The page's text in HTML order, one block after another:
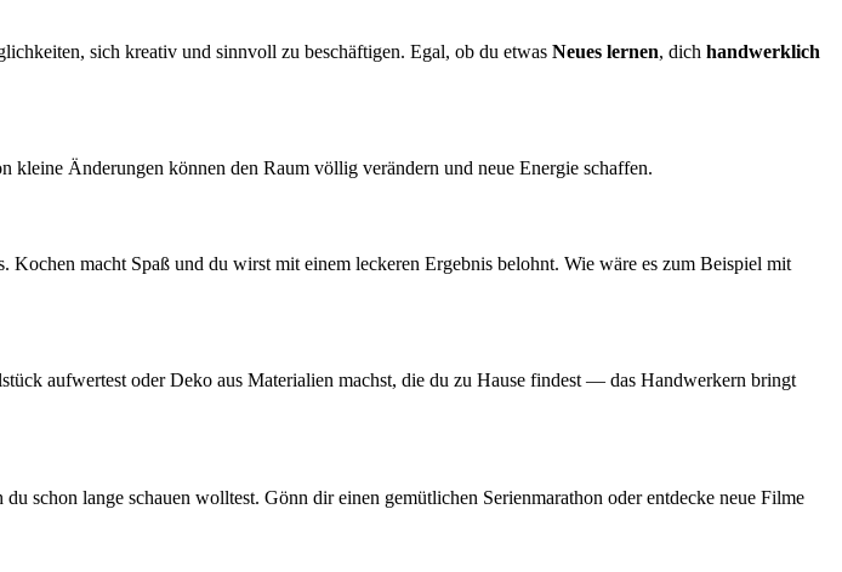
sich kreativ und sinnvoll zu beschäftigen. Egal, ob du etwas Neues lernen, dich handwerklich
Änderungen können den Raum völlig verändern und neue Energie schaffen.
Kochen macht Spaß und du wirst mit einem leckeren Ergebnis belohnt. Wie wäre es zum Beispiel mit
aufwertest oder Deko aus Materialien machst, die du zu Hause findest — das Handwerkern bringt
schon lange schauen wolltest. Gönn dir einen gemütlichen Serienmarathon oder entdecke neue Filme